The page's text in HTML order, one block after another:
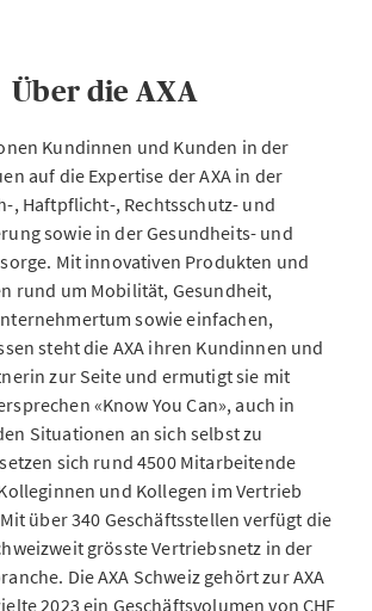
Über die AXA
Kundinnen und Kunden in der
auf die Expertise der AXA in der
, Haftpflicht-, Rechtsschutz- und
sowie in der Gesundheits- und
Mit innovativen Produkten und
rund um Mobilität, Gesundheit,
sowie einfachen,
steht die AXA ihren Kundinnen und
zur Seite und ermutigt sie mit
«Know You Can», auch in
Situationen an sich selbst zu
sich rund 4500 Mitarbeitende
und Kollegen im Vertrieb
über 340 Geschäftsstellen verfügt die
grösste Vertriebsnetz in der
Die AXA Schweiz gehört zur AXA
2023 ein Geschäftsvolumen von CHF